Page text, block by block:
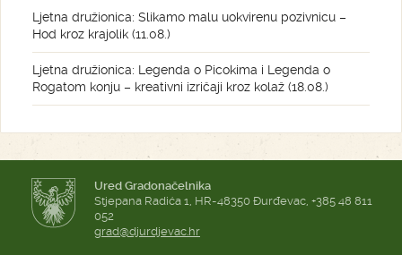
Ljetna družionica: Slikamo malu uokvirenu pozivnicu –
Hod kroz krajolik (11.08.)
Ljetna družionica: Legenda o Picokima i Legenda o
Rogatom konju – kreativni izričaji kroz kolaž (18.08.)
Ured Gradonačelnika
Stjepana Radića 1, HR-48350 Đurđevac, +385 48 811
052
grad@djurdjevac.hr